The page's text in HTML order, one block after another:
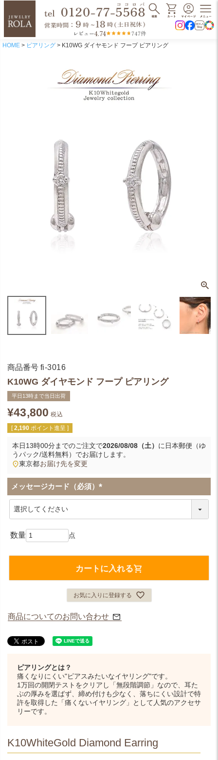
レビュー4.74 747件
HOME ピアリング K10WG ダイヤモンド フープ ピアリング
商品番号 fi-3016
K10WG ダイヤモンド フープ ピアリング
平日13時まで当日出荷
¥43,800 税込
[ 2,190 ポイント進呈 ]
本日13時00分までのご注文で2026/08/08（土） に 日本郵便（ゆ
うパック/送料無料） でお届けします。
東京都お届け先を変更
メッセージカード（必須）
(
カートに入れる
お気に入りに登録する
商品についてのお問い合わせ
ピアリングとは？
痛くなりにくい"ピアスみたいなイヤリング"です。
1万回の開閉テストをクリアし「無段階調節」なので、耳た
ぶの厚みを選ばず、締め付けも少なく、落ちにくい設計で特
許を取得した「痛くないイヤリング」として人気のアクセサ
リーです。
K10WhiteGold Diamond Earring